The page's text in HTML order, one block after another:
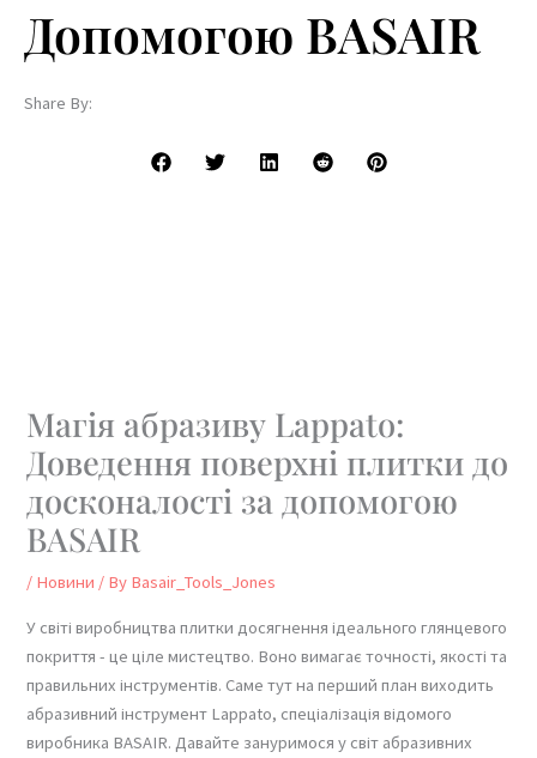
Допомогою BASAIR
Share By:
Магія абразиву Lappato:
Доведення поверхні плитки до
досконалості за допомогою
BASAIR
/ Новини / By Basair_Tools_Jones
У світі виробництва плитки досягнення ідеального глянцевого
покриття - це ціле мистецтво. Воно вимагає точності, якості та
правильних інструментів. Саме тут на перший план виходить
абразивний інструмент Lappato, спеціалізація відомого
виробника BASAIR. Давайте зануримося у світ абразивних